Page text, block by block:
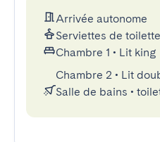
Arrivée autonome
Serviettes de
Chambre 1 • Lit king
Chambre 2 • Lit
Salle de bains •